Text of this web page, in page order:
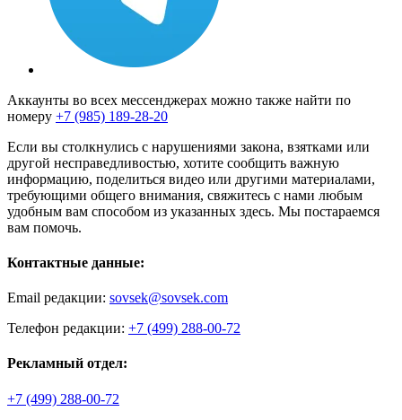
Аккаунты во всех мессенджерах можно также найти по
номеру +7 (985) 189-28-20
Если вы столкнулись с нарушениями закона, взятками или
другой несправедливостью, хотите сообщить важную
информацию, поделиться видео или другими материалами,
требующими общего внимания, свяжитесь с нами любым
удобным вам способом из указанных здесь. Мы постараемся
вам помочь.
Контактные данные:
Email редакции: sovsek@sovsek.com
Телефон редакции: +7 (499) 288-00-72
Рекламный отдел:
+7 (499) 288-00-72